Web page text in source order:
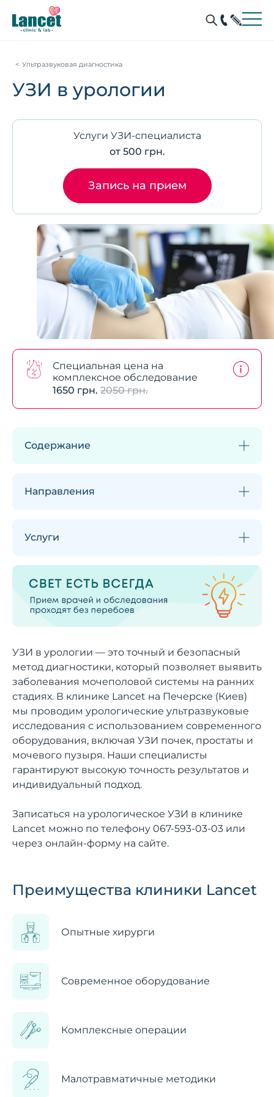
Ультразвуковая диагностика
УЗИ в урологии
Услуги УЗИ-специалиста
от 500 грн.
Запись на прием
Специальная цена на
комплексное обследование
1650 грн. 2050 грн.
УЗИ в урологии — это точный и безопасный
метод диагностики, который позволяет выявить
заболевания мочеполовой системы на ранних
стадиях. В клинике Lancet на Печерске (Киев)
мы проводим урологические ультразвуковые
исследования с использованием современного
оборудования, включая УЗИ почек, простаты и
мочевого пузыря. Наши специалисты
гарантируют высокую точность результатов и
индивидуальный подход.
Записаться на урологическое УЗИ в клинике
Lancet можно по телефону 067-593-03-03 или
через онлайн-форму на сайте.
Преимущества клиники Lancet
Опытные хирурги
Современное оборудование
Комплексные операции
Малотравматичные методики
Содержание
Направления
Услуги